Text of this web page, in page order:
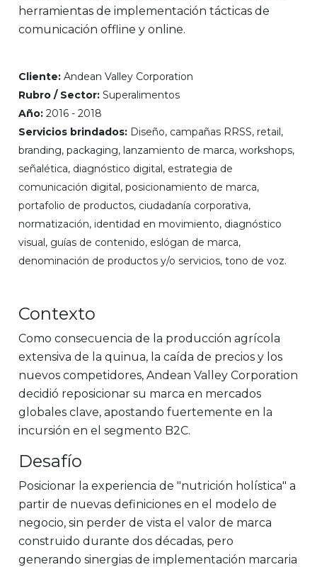
herramientas de implementación tácticas de
comunicación offline y online.
Cliente: Andean Valley Corporation
Rubro / Sector: Superalimentos
Año: 2016 - 2018
Servicios brindados: Diseño, campañas RRSS, retail,
branding, packaging, lanzamiento de marca, workshops,
señalética, diagnóstico digital, estrategia de
comunicación digital, posicionamiento de marca,
portafolio de productos, ciudadanía corporativa,
normatización, identidad en movimiento, diagnóstico
visual, guías de contenido, eslógan de marca,
denominación de productos y/o servicios, tono de voz.
Contexto
Como consecuencia de la producción agrícola
extensiva de la quinua, la caída de precios y los
nuevos competidores, Andean Valley Corporation
decidió reposicionar su marca en mercados
globales clave, apostando fuertemente en la
incursión en el segmento B2C.
Desafío
Posicionar la experiencia de "nutrición holística" a
partir de nuevas definiciones en el modelo de
negocio, sin perder de vista el valor de marca
construido durante dos décadas, pero
generando sinergias de implementación marcaria